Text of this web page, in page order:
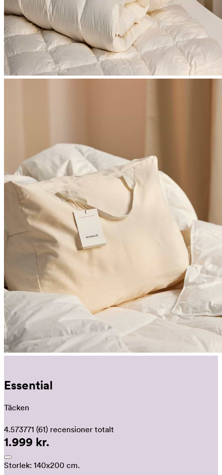
Essential
Täcken
4.573771 (61) recensioner totalt
1.999 kr.
Storlek: 140x200 cm.